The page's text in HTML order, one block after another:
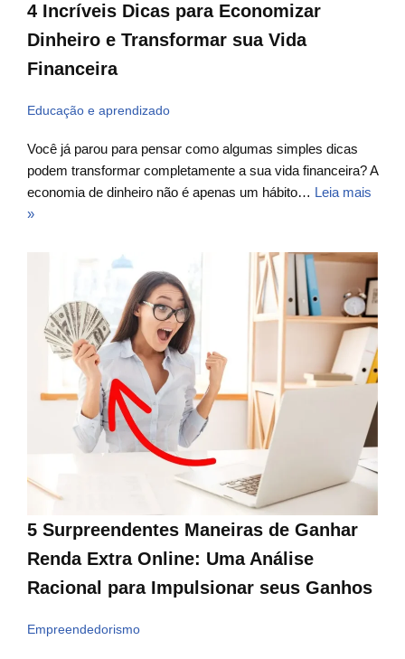
4 Incríveis Dicas para Economizar
Dinheiro e Transformar sua Vida
Financeira
Educação e aprendizado
Você já parou para pensar como algumas simples dicas
podem transformar completamente a sua vida financeira? A
economia de dinheiro não é apenas um hábito… Leia mais
»
5 Surpreendentes Maneiras de Ganhar
Renda Extra Online: Uma Análise
Racional para Impulsionar seus Ganhos
Empreendedorismo